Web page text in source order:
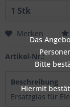
Merken
Artikel-Nr.:
Beschreibung
Ersatzglas für
Das
Bitte
Hiermit